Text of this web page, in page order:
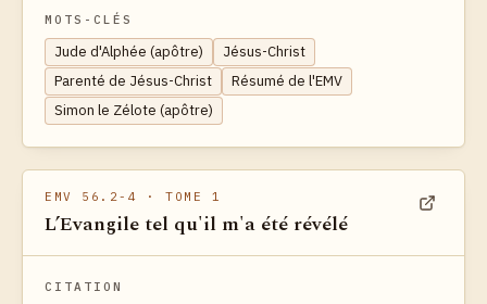
MOTS-CLÉS
Jude d'Alphée (apôtre)
Jésus-Christ
Parenté de Jésus-Christ
Résumé de l'EMV
Simon le Zélote (apôtre)
EMV 56.2-4 · TOME 1
L’Evangile tel qu'il m'a été révélé
CITATION